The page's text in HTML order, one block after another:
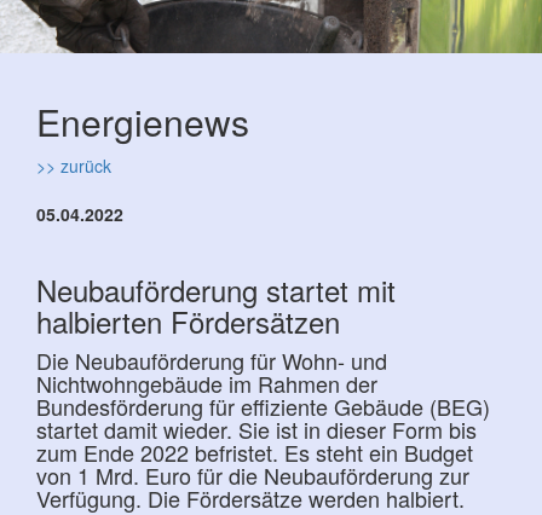
Energienews
>> zurück
05.04.2022
Neubauförderung startet mit
halbierten Fördersätzen
Die Neubauförderung für Wohn- und
Nichtwohngebäude im Rahmen der
Bundesförderung für effiziente Gebäude (BEG)
startet damit wieder. Sie ist in dieser Form bis
zum Ende 2022 befristet. Es steht ein Budget
von 1 Mrd. Euro für die Neubauförderung zur
Verfügung. Die Fördersätze werden halbiert.